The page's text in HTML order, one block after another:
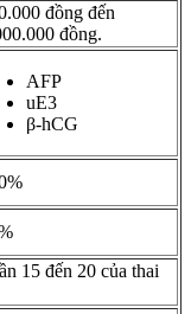
đồng đến
đồng.
AFP
uE3
β-hCG
15 đến 20 của thai